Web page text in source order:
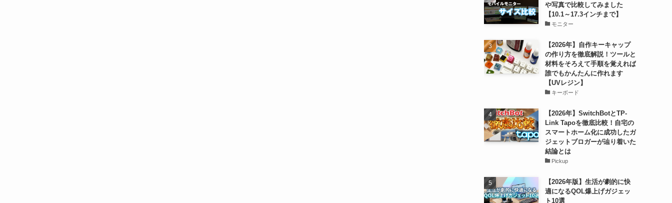
や写真で比較してみました
【10.1～17.3インチまで】
モニター
【2026年】自作キーキャップ
の作り方を徹底解説！ツールと
材料をそろえて手順を覚えれば
誰でもかんたんに作れます
【UVレジン】
キーボード
【2026年】SwitchBotとTP-
Link Tapoを徹底比較！自宅の
スマートホーム化に成功したガ
ジェットブロガーが辿り着いた
結論とは
Pickup
【2026年版】生活が劇的に快
適になるQOL爆上げガジェッ
ト10選